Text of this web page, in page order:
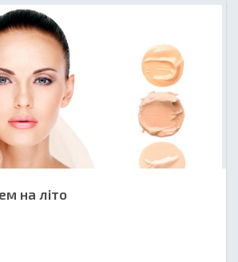
на літо